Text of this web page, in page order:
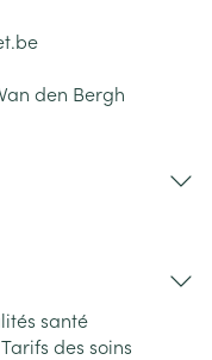
den Bergh
santé
Tarifs des soins